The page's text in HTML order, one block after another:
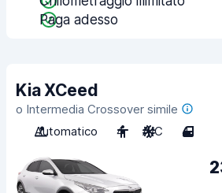
Paga adesso
Kia XCeed
o Intermedia Crossover simile
Automatico
4 A/C 4